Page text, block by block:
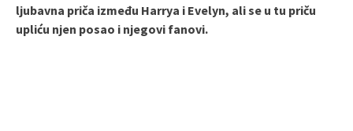
ljubavna priča između Harrya i Evelyn, ali se u tu priču
upliću njen posao i njegovi fanovi.